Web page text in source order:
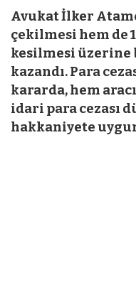
Avukat İlker
çekilmesi hem de
kesilmesi üzerine
kazandı. Para
kararda, hem
idari para cezası
hakkaniyete